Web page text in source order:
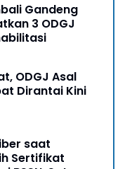
Gandeng
3 ODGJ
ODGJ Asal
Dirantai Kini
saat
Sertifikat